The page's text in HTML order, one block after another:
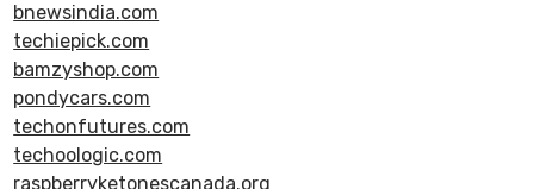
bnewsindia.com
techiepick.com
bamzyshop.com
pondycars.com
techonfutures.com
techoologic.com
raspberryketonescanada.org